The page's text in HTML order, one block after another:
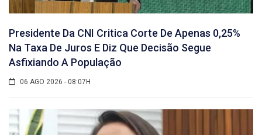
Presidente Da CNI Critica Corte De Apenas 0,25%
Na Taxa De Juros E Diz Que Decisão Segue
Asfixiando A População
06 AGO 2026 - 08:07H